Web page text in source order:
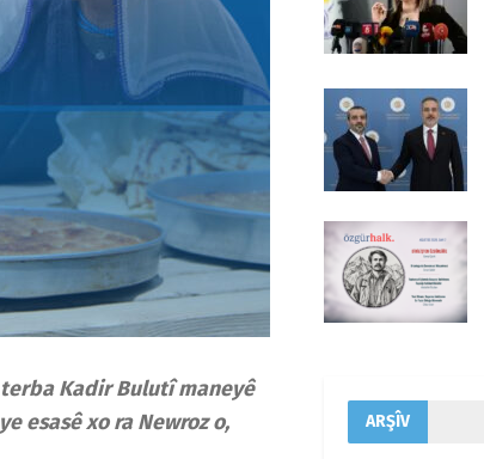
Kadir Bulutî maneyê
esasê xo ra Newroz o,
ARŞÎV